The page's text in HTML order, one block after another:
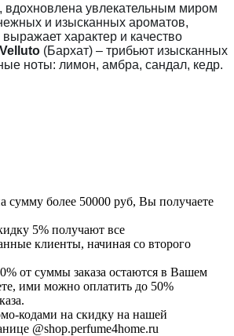
, вдохновлена увлекательным миром
и изысканных ароматов,
характер и качество
Velluto (Бархат) – трибьют изысканных
ноты: лимон, амбра, сандал, кедр.
сумму более 50000 руб, Вы получаете
5% получают все
клиенты, начиная со второго
от суммы заказа остаются в Вашем
ими можно оплатить до 50%
кодами на скидку на нашей
@shop.perfume4home.ru